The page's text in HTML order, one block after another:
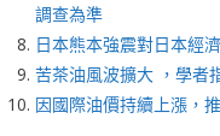
調查為準
日本熊本強震對日本經
苦茶油風波擴大 ，學者
因國際油價持續上漲，